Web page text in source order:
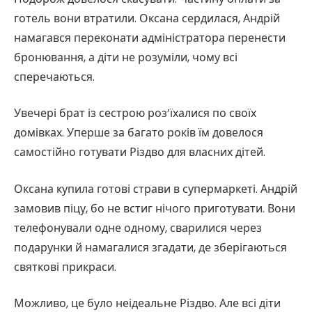
готель вони втратили. Оксана сердилася, Андрій
намагався переконати адміністратора перенести
бронювання, а діти не розуміли, чому всі
сперечаються.
Увечері брат із сестрою роз’їхалися по своїх
домівках. Уперше за багато років їм довелося
самостійно готувати Різдво для власних дітей.
Оксана купила готові страви в супермаркеті. Андрій
замовив піцу, бо не встиг нічого приготувати. Вони
телефонували одне одному, сварилися через
подарунки й намагалися згадати, де зберігаються
святкові прикраси.
Можливо, це було неідеальне Різдво. Але всі діти